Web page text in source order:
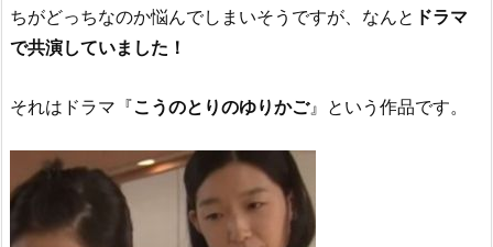
ちがどっちなのか悩んでしまいそうですが、なんと ドラマ
で共演していました！
それはドラマ『こうのとりのゆりかご』という作品です。